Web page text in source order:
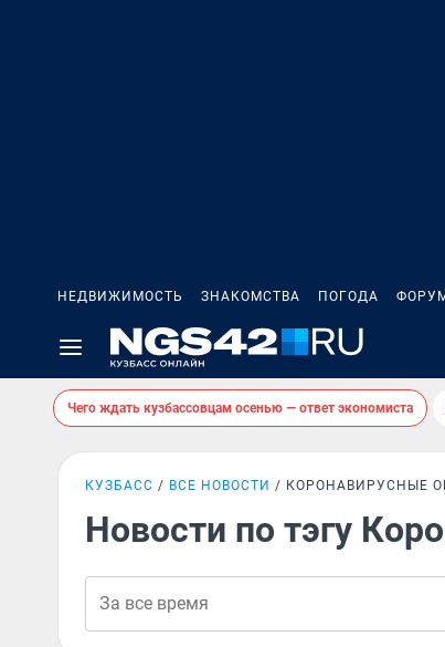
НЕДВИЖИМОСТЬ ЗНАКОМСТВА ПОГОДА
Чего ждать кузбассовцам осенью — ответ экономиста
КУЗБАСС ВСЕ НОВОСТИ КОРОНАВИРУСНЫЕ
Новости по тэгу